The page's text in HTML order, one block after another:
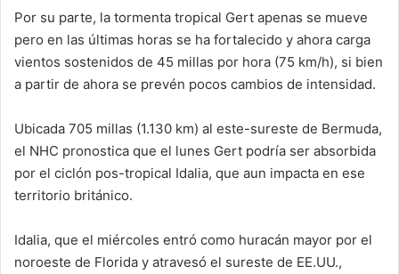
Por su parte, la tormenta tropical Gert apenas se mueve
pero en las últimas horas se ha fortalecido y ahora carga
vientos sostenidos de 45 millas por hora (75 km/h), si bien
a partir de ahora se prevén pocos cambios de intensidad.
Ubicada 705 millas (1.130 km) al este-sureste de Bermuda,
el NHC pronostica que el lunes Gert podría ser absorbida
por el ciclón pos-tropical Idalia, que aun impacta en ese
territorio británico.
Idalia, que el miércoles entró como huracán mayor por el
noroeste de Florida y atravesó el sureste de EE.UU.,